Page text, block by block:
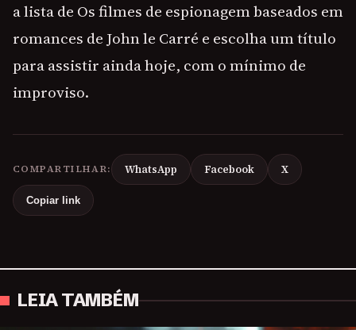
a lista de Os filmes de espionagem baseados em
romances de John le Carré e escolha um título
para assistir ainda hoje, com o mínimo de
improviso.
COMPARTILHAR: WhatsApp Facebook X
Copiar link
LEIA TAMBÉM